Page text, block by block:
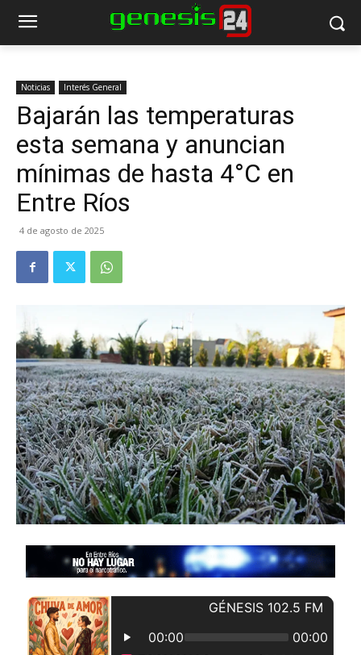
Noticias Interés General
Bajarán las temperaturas
esta semana y anuncian
mínimas de hasta 4°C en
Entre Ríos
4 de agosto de 2025